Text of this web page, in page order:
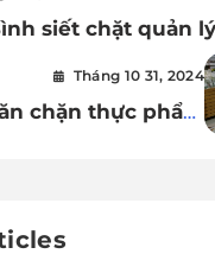
siết chặt quản
phẩm trong
Tháng 10 31, 2024
chặn thực phẩm